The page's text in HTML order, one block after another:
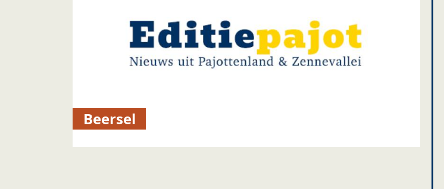
Beersel